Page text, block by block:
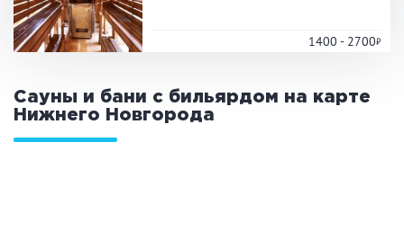
Банные услуги
Кедровая бочка
СПА
1400 - 2700
Сауны и бани с бильярдом на карте
Нижнего Новгорода